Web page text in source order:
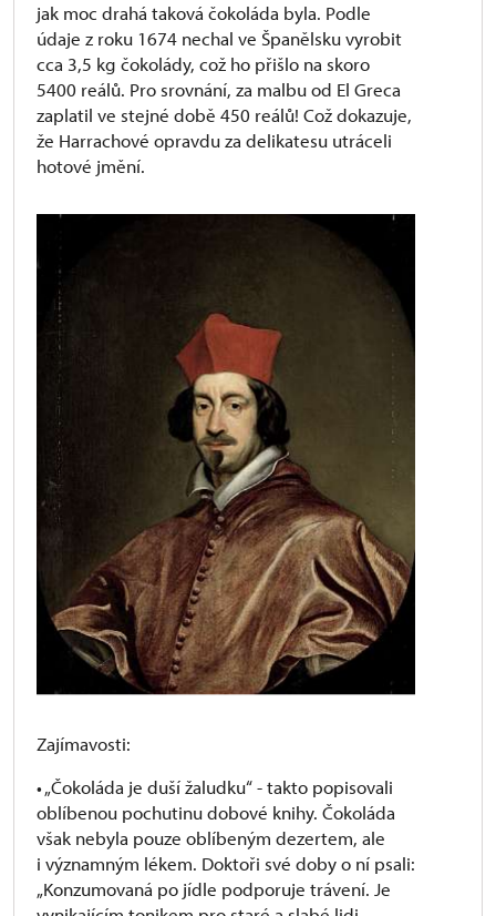
jak moc drahá taková čokoláda byla. Podle
údaje z roku 1674 nechal ve Španělsku vyrobit
cca 3,5 kg čokolády, což ho přišlo na skoro
5400 reálů. Pro srovnání, za malbu od El Greca
zaplatil ve stejné době 450 reálů! Což dokazuje,
že Harrachové opravdu za delikatesu utráceli
hotové jmění.
Zajímavosti:
• „Čokoláda je duší žaludku“ - takto popisovali
oblíbenou pochutinu dobové knihy. Čokoláda
však nebyla pouze oblíbeným dezertem, ale
i významným lékem. Doktoři své doby o ní psali:
„Konzumovaná po jídle podporuje trávení. Je